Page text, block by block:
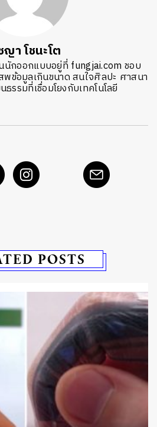
า โชนะโต
นักออกแบบอยู่ที่ fungjai.com ชอบ
ข้อมูลเกินขนาด สนใจศิลปะ ศาสนา
รรมที่เชื่อมโยงกับเทคโนโลยี
POSTS